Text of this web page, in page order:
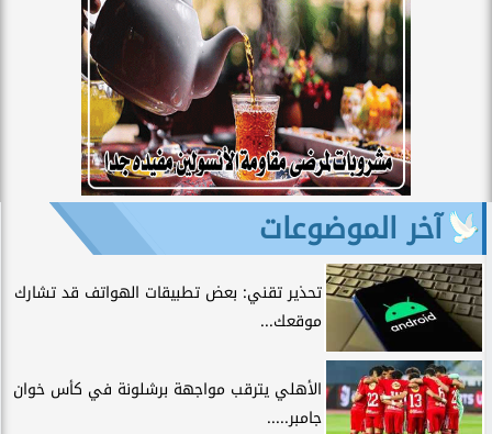
آخر الموضوعات
تحذير تقني: بعض تطبيقات الهواتف قد تشارك
موقعك...
الأهلي يترقب مواجهة برشلونة في كأس خوان
جامبر.....